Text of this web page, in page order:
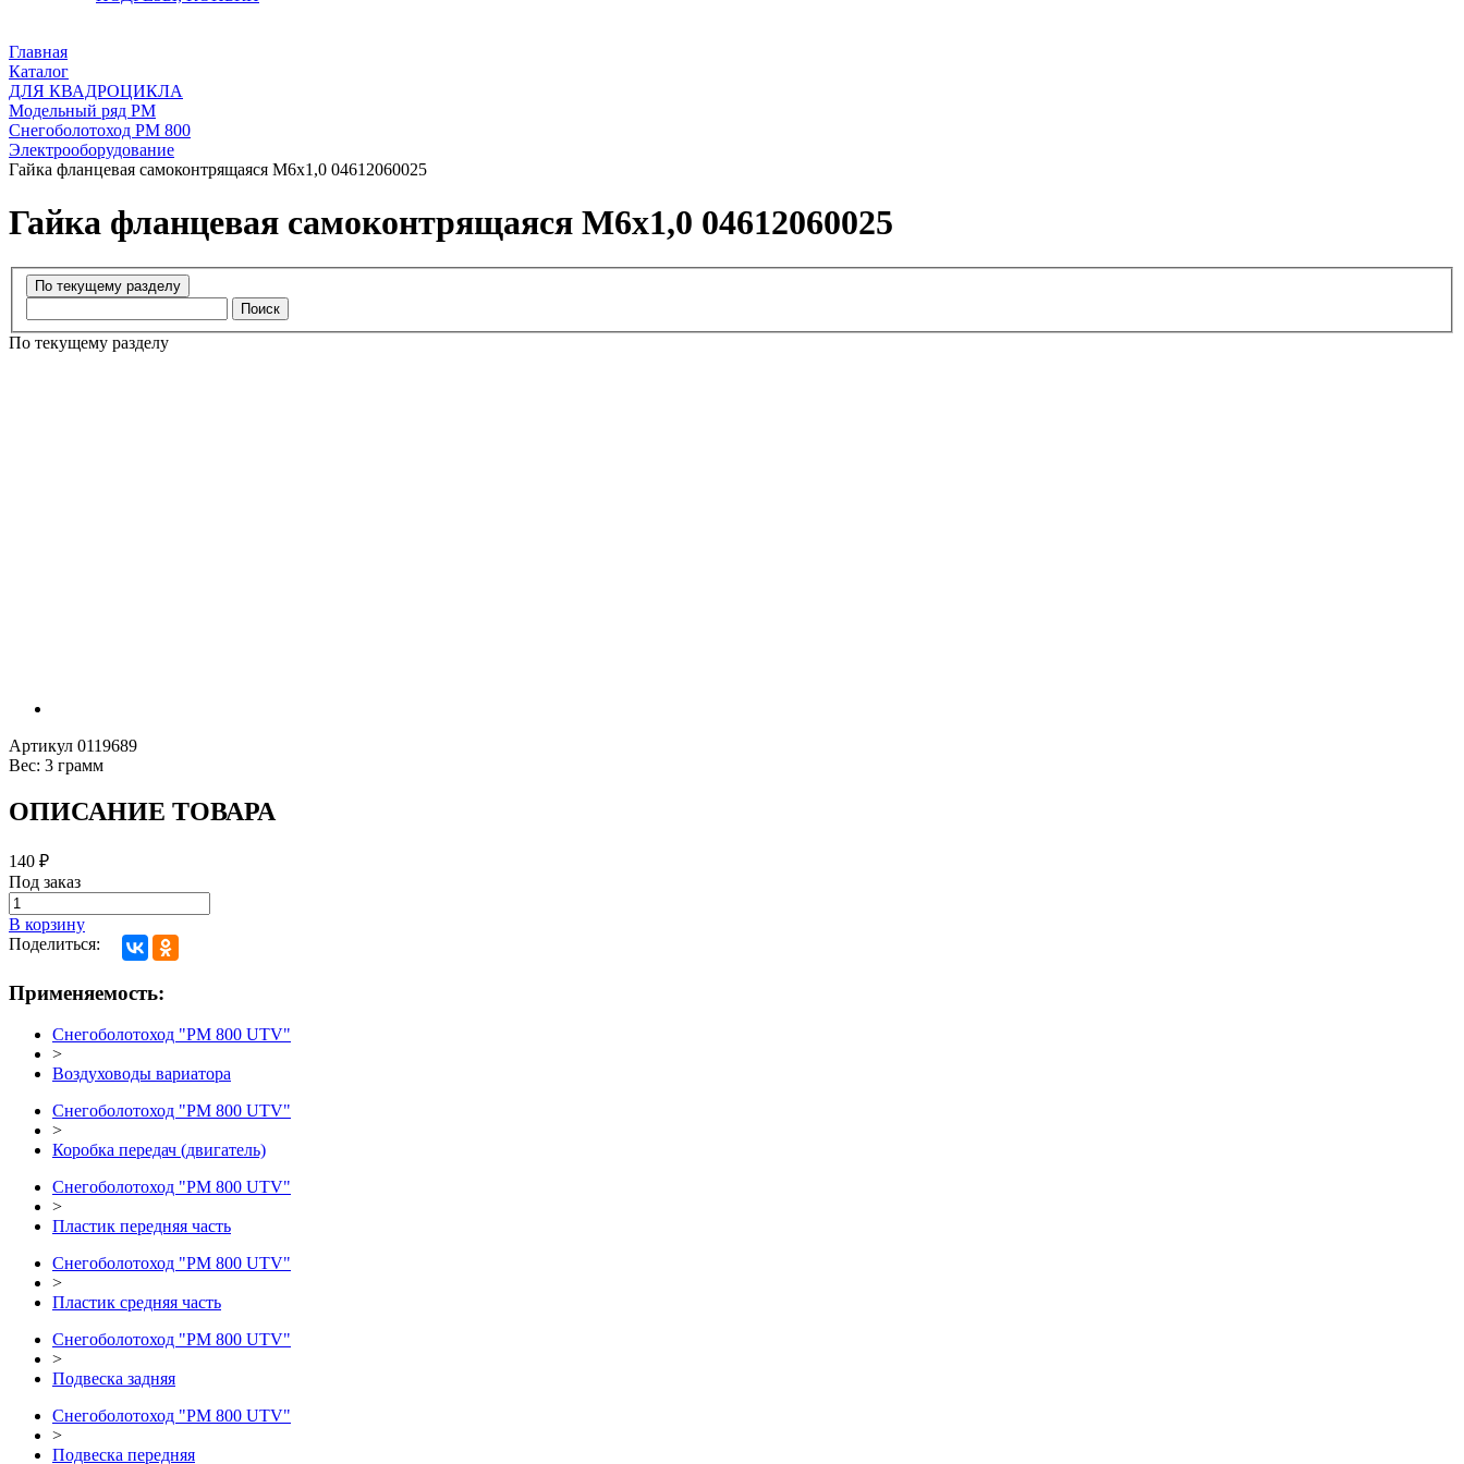
Главная
Каталог
ДЛЯ КВАДРОЦИКЛА
Модельный ряд РМ
Снегоболотоход РМ 800
Электрооборудование
Гайка фланцевая самоконтрящаяся М6х1,0 04612060025
Гайка фланцевая самоконтрящаяся М6х1,0 04612060025
Поиск
По текущему разделу
Артикул 0119689
Вес: 3 грамм
ОПИСАНИЕ ТОВАРА
140 ₽
Под заказ
В корзину
Поделиться:
Применяемость:
Снегоболотоход "РМ 800 UTV"
>
Воздуховоды вариатора
Снегоболотоход "РМ 800 UTV"
>
Коробка передач (двигатель)
Снегоболотоход "РМ 800 UTV"
>
Пластик передняя часть
Снегоболотоход "РМ 800 UTV"
>
Пластик средняя часть
Снегоболотоход "РМ 800 UTV"
>
Подвеска задняя
Снегоболотоход "РМ 800 UTV"
>
Подвеска передняя